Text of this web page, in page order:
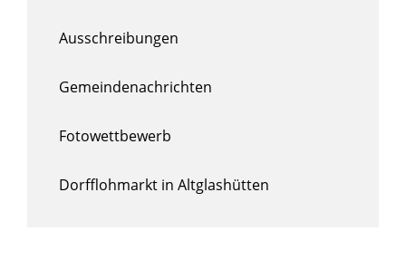
Ausschreibungen
Gemeindenachrichten
Fotowettbewerb
Dorfflohmarkt in Altglashütten